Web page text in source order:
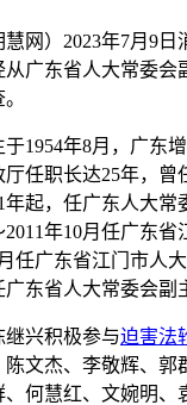
慧网）2023年7月9日
广东省人大常委会
1954年8月，广东增
任职长达25年，曾
年起，任广东人大常
年10月任广东省
任广东省江门市人
东省人大常委会副
兴积极参与迫害法
文杰、李敬辉、郭
何慧红、文婉明、